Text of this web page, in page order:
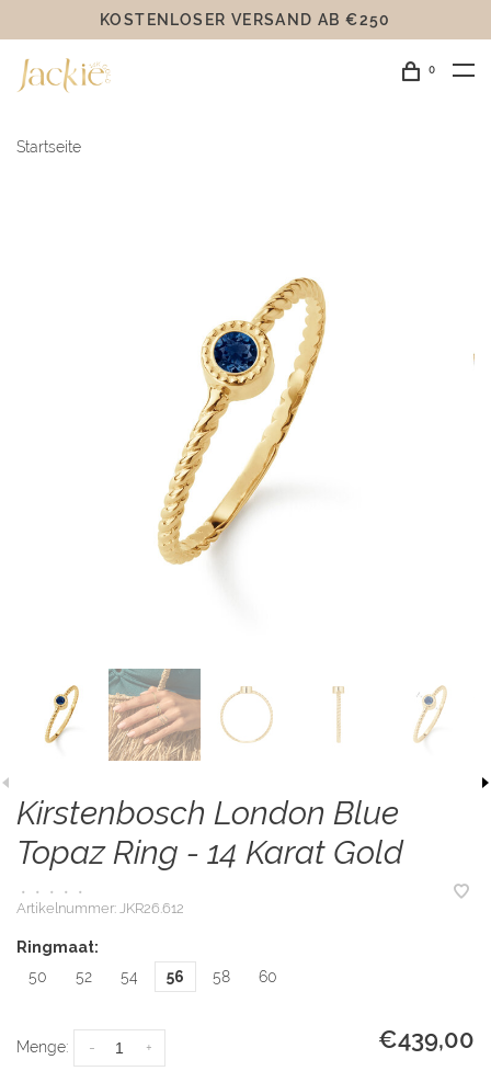
KOSTENLOSER VERSAND AB €250
0
Startseite
Kirstenbosch London Blue
Topaz Ring - 14 Karat Gold
• • • •
•
Artikelnummer: JKR26.612
Ringmaat:
50
52 54 56 58 60
Menge: +
- €439,00